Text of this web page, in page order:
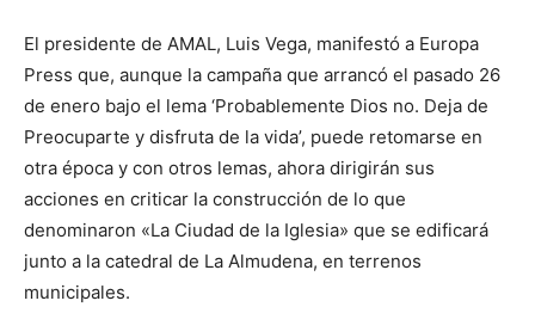
El presidente de AMAL, Luis Vega, manifestó a Europa
Press que, aunque la campaña que arrancó el pasado 26
de enero bajo el lema ‘Probablemente Dios no. Deja de
Preocuparte y disfruta de la vida’, puede retomarse en
otra época y con otros lemas, ahora dirigirán sus
acciones en criticar la construcción de lo que
denominaron «La Ciudad de la Iglesia» que se edificará
junto a la catedral de La Almudena, en terrenos
municipales.